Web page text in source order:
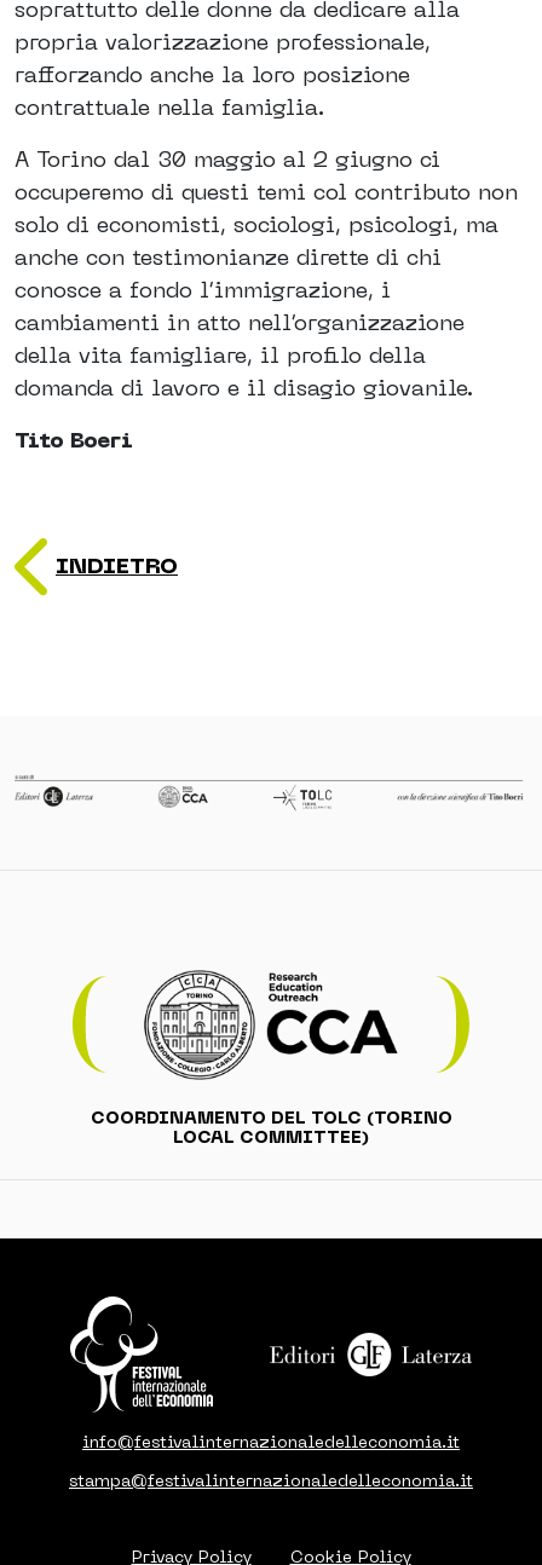
soprattutto delle donne da dedicare alla
propria valorizzazione professionale,
rafforzando anche la loro posizione
contrattuale nella famiglia.
A Torino dal 30 maggio al 2 giugno ci
occuperemo di questi temi col contributo non
solo di economisti, sociologi, psicologi, ma
anche con testimonianze dirette di chi
conosce a fondo l’immigrazione, i
cambiamenti in atto nell’organizzazione
della vita famigliare, il profilo della
domanda di lavoro e il disagio giovanile.
Tito Boeri
INDIETRO
COORDINAMENTO DEL TOLC (TORINO
LOCAL COMMITTEE)
info@festivalinternazionaledelleconomia.it
stampa@festivalinternazionaledelleconomia.it
Privacy Policy Cookie Policy